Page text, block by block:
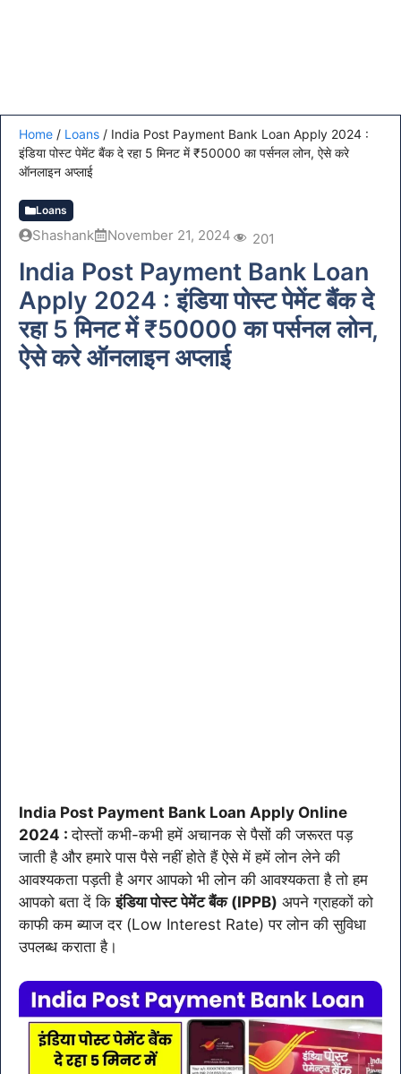
Home / Loans / India Post Payment Bank Loan Apply 2024 :
इंडिया पोस्ट पेमेंट बैंक दे रहा 5 मिनट में ₹50000 का पर्सनल लोन, ऐसे करे
ऑनलाइन अप्लाई
Loans
Shashank November 21, 2024 201
India Post Payment Bank Loan
Apply 2024 : इंडिया पोस्ट पेमेंट बैंक दे
रहा 5 मिनट में ₹50000 का पर्सनल लोन,
ऐसे करे ऑनलाइन अप्लाई
India Post Payment Bank Loan Apply Online
2024 :दोस्तों कभी-कभी हमें अचानक से पैसों की जरूरत पड़
जाती है और हमारे पास पैसे नहीं होते हैं ऐसे में हमें लोन लेने की
आवश्यकता पड़ती है अगर आपको भी लोन की आवश्यकता है तो हम
आपको बता दें किइंडिया पोस्ट पेमेंट बैंक (IPPB) अपने ग्राहकों को
काफी कम ब्याज दर (Low Interest Rate) पर लोन की सुविधा
उपलब्ध कराता है।